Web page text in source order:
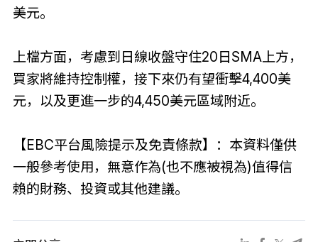
美元。
上檔方面，考慮到日線收盤守住20日SMA上方，
買家將維持控制權，接下來仍有望衝擊4,400美
元，以及更進一步的4,450美元區域附近。
【EBC平台風險提示及免責條款】：本資料僅供
一般參考使用，無意作為(也不應被視為)值得信
賴的財務、投資或其他建議。